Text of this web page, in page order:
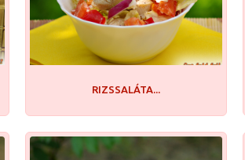
RIZSSALÁTA...